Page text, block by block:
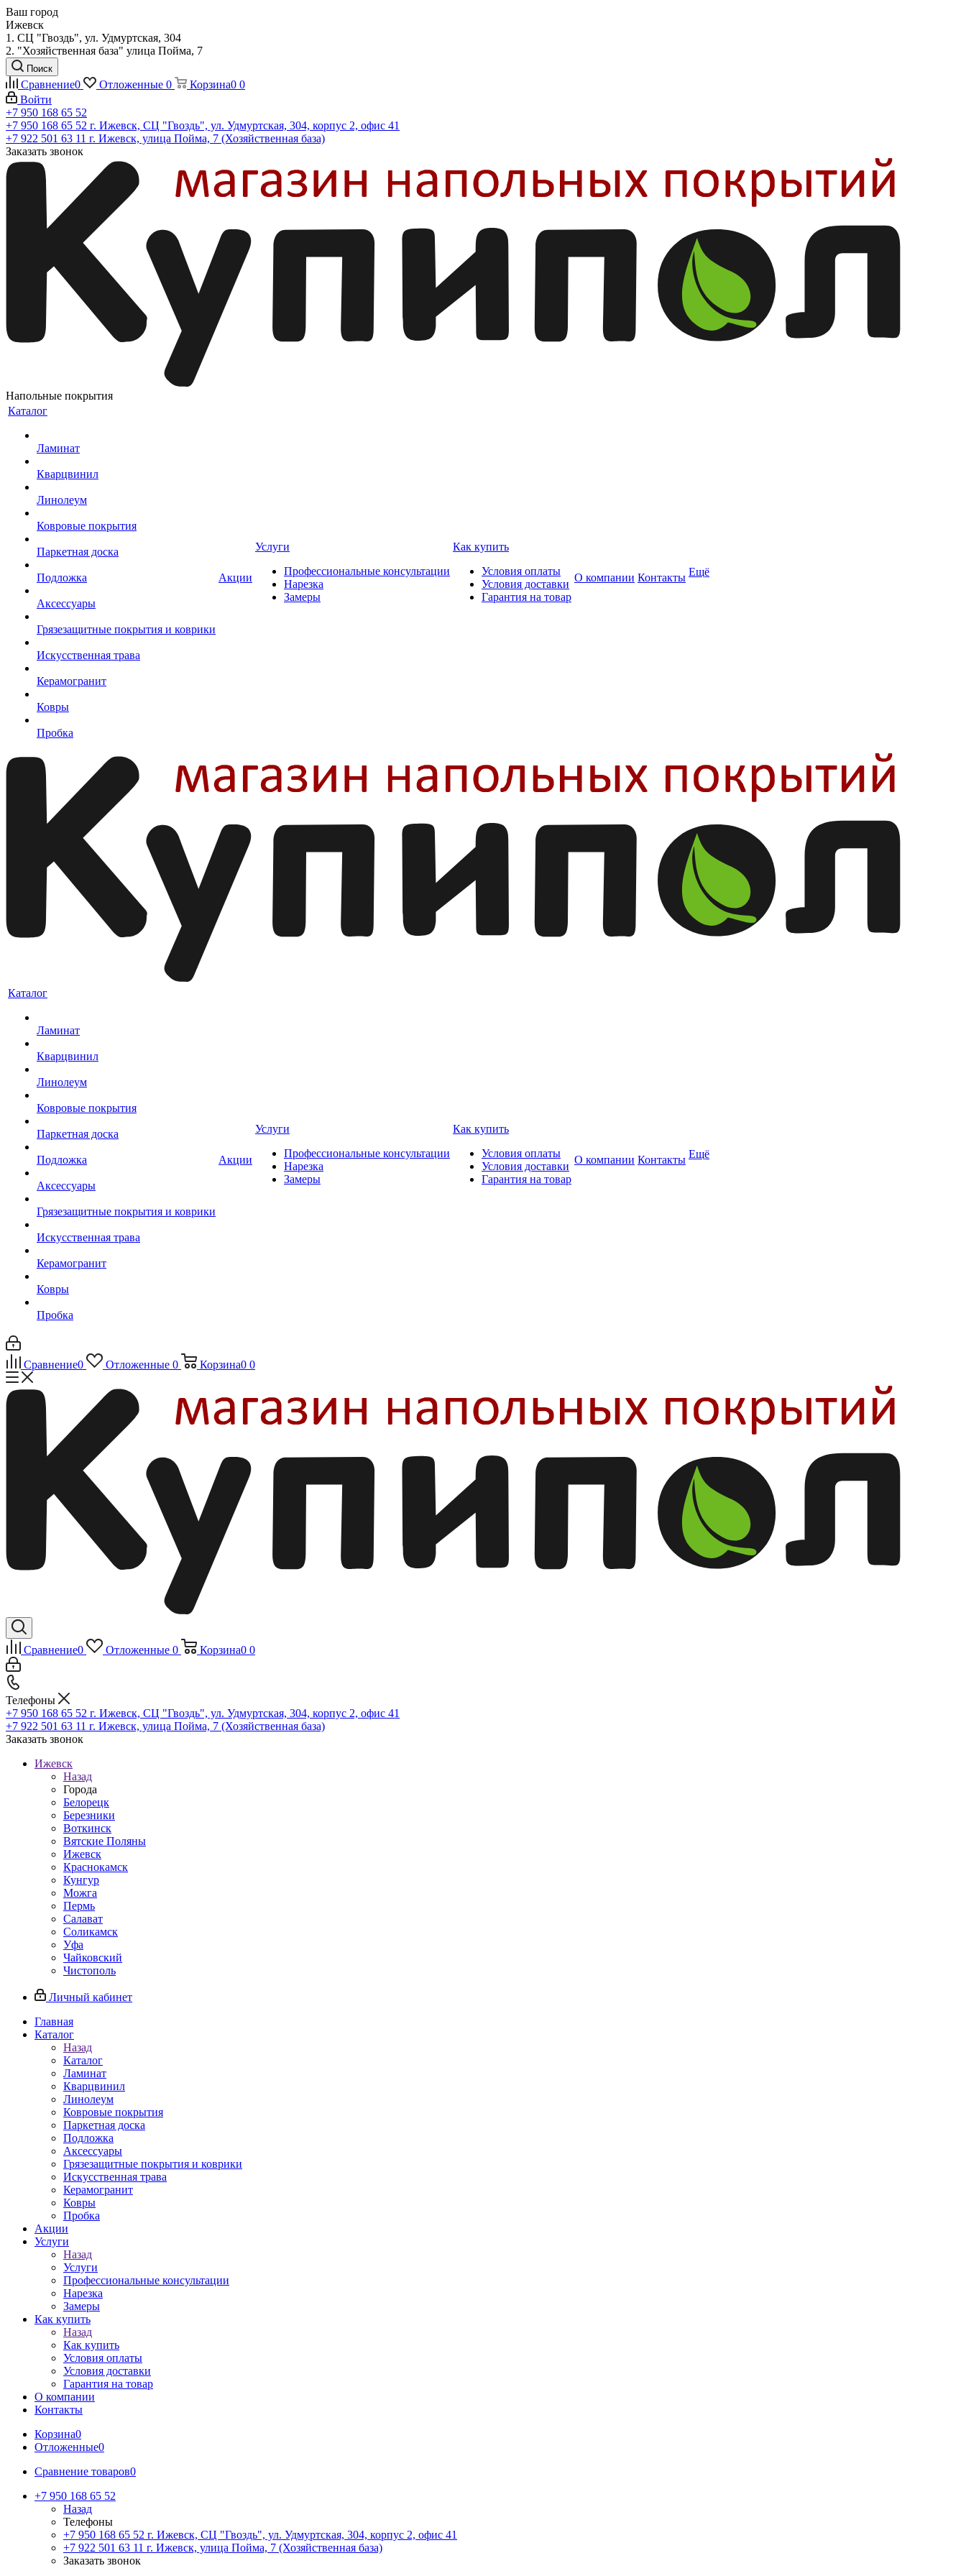
Ваш город
Ижевск
1. СЦ "Гвоздь", ул. Удмуртская, 304
2. "Хозяйственная база" улица Пойма, 7
Поиск
Сравнение0 Отложенные 0 Корзина0 0
Войти
+7 950 168 65 52
+7 950 168 65 52 г. Ижевск, СЦ "Гвоздь", ул. Удмуртская, 304, корпус 2, офис 41
+7 922 501 63 11 г. Ижевск, улица Пойма, 7 (Хозяйственная база)
Заказать звонок
Напольные покрытия
Каталог
Ламинат
Кварцвинил
Линолеум
Ковровые покрытия
Паркетная доска
Подложка
Аксессуары
Грязезащитные покрытия и коврики
Искусственная трава
Керамогранит
Ковры
Пробка
Акции
Услуги
Профессиональные консультации
Нарезка
Замеры
Как купить
Условия оплаты
Условия доставки
Гарантия на товар
О компании Контакты Ещё
Каталог
Ламинат
Кварцвинил
Линолеум
Ковровые покрытия
Паркетная доска
Подложка
Аксессуары
Грязезащитные покрытия и коврики
Искусственная трава
Керамогранит
Ковры
Пробка
Акции
Услуги
Профессиональные консультации
Нарезка
Замеры
Как купить
Условия оплаты
Условия доставки
Гарантия на товар
О компании Контакты Ещё
Сравнение0 Отложенные 0 Корзина0 0
Сравнение0 Отложенные 0 Корзина0 0
Телефоны
+7 950 168 65 52 г. Ижевск, СЦ "Гвоздь", ул. Удмуртская, 304, корпус 2, офис 41
+7 922 501 63 11 г. Ижевск, улица Пойма, 7 (Хозяйственная база)
Заказать звонок
Ижевск
Назад
Города
Белорецк
Березники
Воткинск
Вятские Поляны
Ижевск
Краснокамск
Кунгур
Можга
Пермь
Салават
Соликамск
Уфа
Чайковский
Чистополь
Личный кабинет
Главная
Каталог
Назад
Каталог
Ламинат
Кварцвинил
Линолеум
Ковровые покрытия
Паркетная доска
Подложка
Аксессуары
Грязезащитные покрытия и коврики
Искусственная трава
Керамогранит
Ковры
Пробка
Акции
Услуги
Назад
Услуги
Профессиональные консультации
Нарезка
Замеры
Как купить
Назад
Как купить
Условия оплаты
Условия доставки
Гарантия на товар
О компании
Контакты
Корзина0
Отложенные0
Сравнение товаров0
+7 950 168 65 52
Назад
Телефоны
+7 950 168 65 52 г. Ижевск, СЦ "Гвоздь", ул. Удмуртская, 304, корпус 2, офис 41
+7 922 501 63 11 г. Ижевск, улица Пойма, 7 (Хозяйственная база)
Заказать звонок